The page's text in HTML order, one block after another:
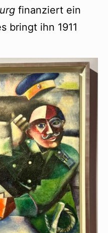
finanziert ein
bringt ihn 1911